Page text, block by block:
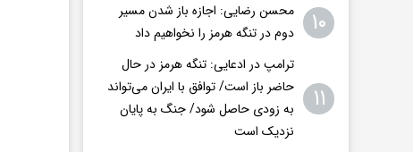
۱۰
محسن رضایی: اجازه باز شدن مسیر
دوم در تنگه هرمز را نخواهیم داد
۱۱
ترامپ در ادعایی: تنگه هرمز در حال
حاضر باز است/ توافق با ایران می‌تواند
به‌ زودی حاصل شود/ جنگ به پایان
نزدیک است